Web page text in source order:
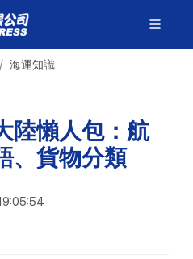
海運知識
陸懶人包：航
、貨物分類